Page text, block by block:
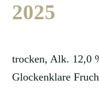
2025
trocken, Alk. 12,0
Glockenklare